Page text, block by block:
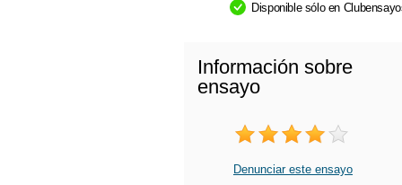
Disponible sólo en
Información sobre
ensayo
Denunciar este ensayo